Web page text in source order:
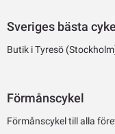
Sveriges bästa
Butik i Tyresö
Förmånscykel
Förmånscykel till alla